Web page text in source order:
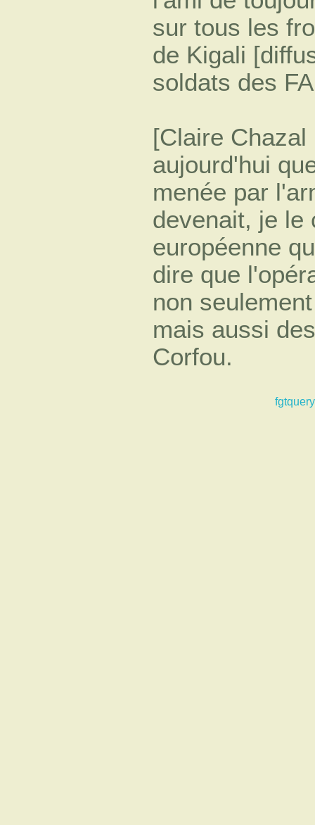
sur tous les
de Kigali
soldats des
[Claire
aujourd'hui
menée par
devenait, je le
européenne
dire que
non
mais aussi
Corfou.